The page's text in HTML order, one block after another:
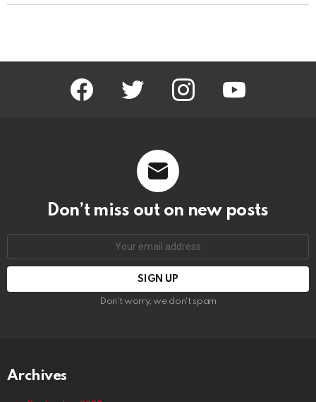
facebook twitter instagram youtube
Don’t miss out on new posts
Don't worry, we don't spam
Archives